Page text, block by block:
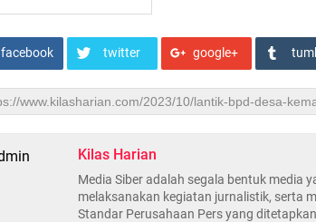
facebook twitter google+
Kilas Harian
Media Siber adalah segala bentuk media
melaksanakan kegiatan jurnalistik, serta
Standar Perusahaan Pers yang